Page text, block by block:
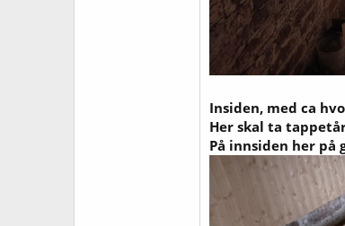
Insiden, med ca
Her skal ta
På innsiden her på